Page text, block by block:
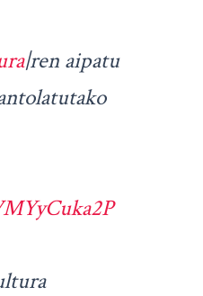
|ren aipatu